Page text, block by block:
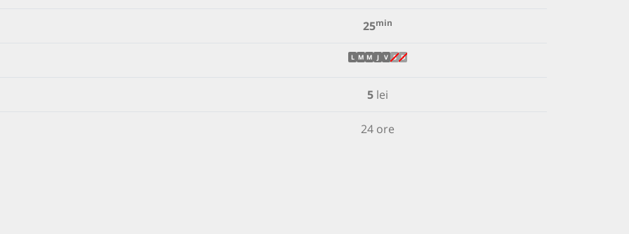
25min
L M M J V S D
5 lei
24 ore